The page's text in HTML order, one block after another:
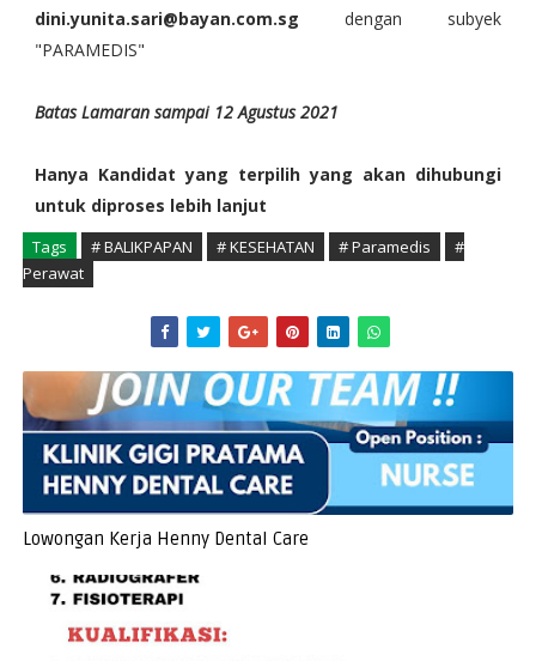
dini.yunita.sari@bayan.com.sg dengan subyek
"PARAMEDIS"
Batas Lamaran sampai 12 Agustus 2021
Hanya Kandidat yang terpilih yang akan dihubungi
untuk diproses lebih lanjut
Tags # BALIKPAPAN # KESEHATAN # Paramedis
#
Perawat
Lowongan Kerja Henny Dental Care